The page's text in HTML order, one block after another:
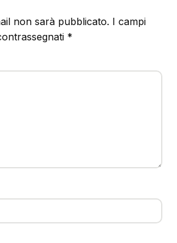
non sarà pubblicato. I campi
*